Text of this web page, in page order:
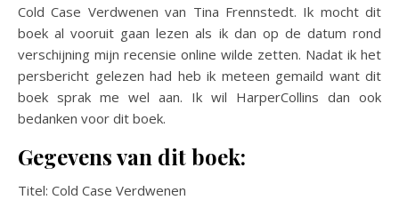
Cold Case Verdwenen van Tina Frennstedt. Ik mocht dit
boek al vooruit gaan lezen als ik dan op de datum rond
verschijning mijn recensie online wilde zetten. Nadat ik het
persbericht gelezen had heb ik meteen gemaild want dit
boek sprak me wel aan. Ik wil HarperCollins dan ook
bedanken voor dit boek.
Gegevens van dit boek:
Titel: Cold Case Verdwenen